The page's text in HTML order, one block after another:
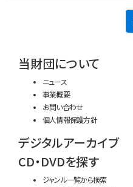
当財団について
ニュース
事業概要
お問い合わせ
個人情報保護方針
デジタルアーカイブ
CD・DVDを探す
ジャンル一覧から検索